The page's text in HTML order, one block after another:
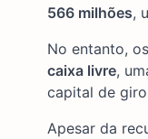
566 milhões,
No entanto,
caixa livre,
capital de
Apesar da